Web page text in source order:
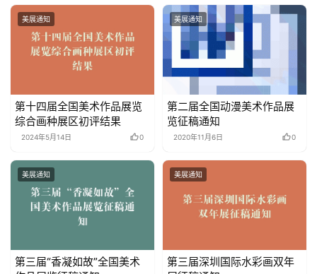
美展通知
第十四届全国美术作品展览
综合画种展区初评结果
2024年5月14日 0
美展通知
第二届全国动漫美术作品展
览征稿通知
2020年11月6日 0
美展通知
第三届“香凝如故”全国美术
美展通知
第三届深圳国际水彩画双年